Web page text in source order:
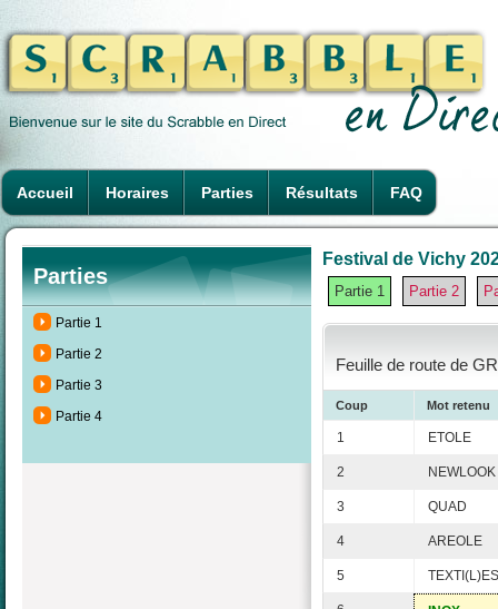
Accueil Horaires Parties Résultats FAQ
Parties
Partie 1
Partie 2
Partie 3
Partie 4
Festival de Vichy
Partie 1 Partie 2
Feuille de route de
Coup Mot retenu
1 ETOLE
2 NEWLOOK
3 QUAD
4 AREOLE
5 TEXTI(L)ES